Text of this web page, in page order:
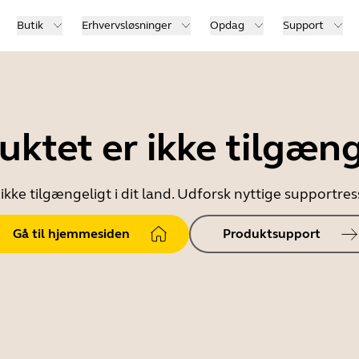
Butik Erhvervsløsninger Opdag Support
er ikke
tilgængeligt i dit land. Udforsk nyttige
Gå til hjemmesiden Produktsupport